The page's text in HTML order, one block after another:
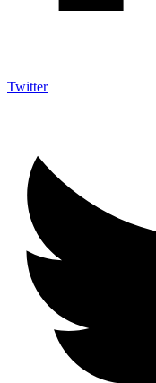
Twitter